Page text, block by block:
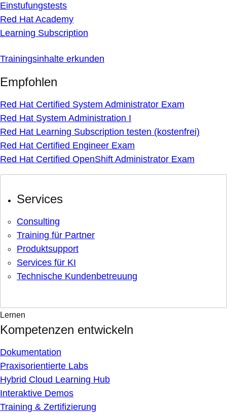
Einstufungstests
Red Hat Academy
Learning Subscription
Trainingsinhalte erkunden
Empfohlen
Red Hat Certified System Administrator Exam
Red Hat System Administration I
Red Hat Learning Subscription testen (kostenfrei)
Red Hat Certified Engineer Exam
Red Hat Certified OpenShift Administrator Exam
Services
Consulting
Training für Partner
Produktsupport
Services für KI
Technische Kundenbetreuung
Lernen
Kompetenzen entwickeln
Dokumentation
Praxisorientierte Labs
Hybrid Cloud Learning Hub
Interaktive Demos
Training & Zertifizierung